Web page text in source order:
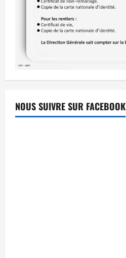
NOUS SUIVRE SUR FACEBOOK